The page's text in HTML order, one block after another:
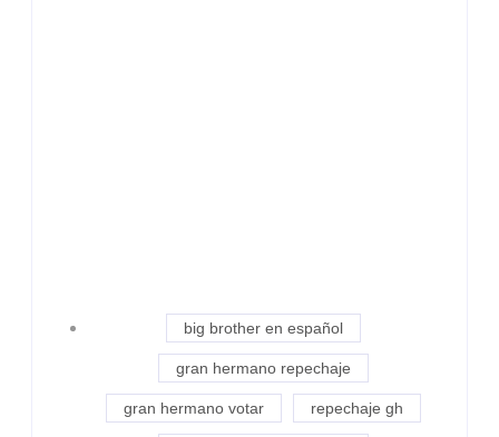
big brother en español
gran hermano repechaje
gran hermano votar repechaje gh